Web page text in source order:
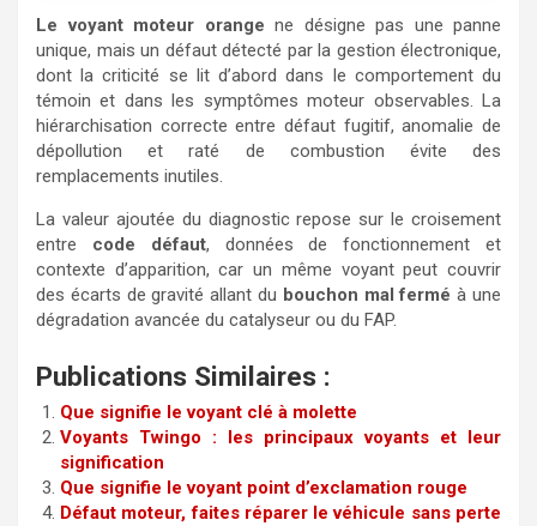
Le voyant moteur orange ne désigne pas une panne
unique, mais un défaut détecté par la gestion électronique,
dont la criticité se lit d’abord dans le comportement du
témoin et dans les symptômes moteur observables. La
hiérarchisation correcte entre défaut fugitif, anomalie de
dépollution et raté de combustion évite des
remplacements inutiles.
La valeur ajoutée du diagnostic repose sur le croisement
entre code défaut, données de fonctionnement et
contexte d’apparition, car un même voyant peut couvrir
des écarts de gravité allant du bouchon mal fermé à une
dégradation avancée du catalyseur ou du FAP.
Publications Similaires :
Que signifie le voyant clé à molette
Voyants Twingo : les principaux voyants et leur
signification
Que signifie le voyant point d’exclamation rouge
Défaut moteur, faites réparer le véhicule sans perte